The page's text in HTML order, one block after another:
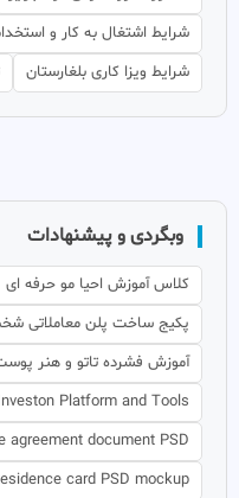
شرایط اشتغال به کار و
شرایط ویزا کاری بلغارستان
وبگردی و پیشنهادات
کلاس آموزش احیا مو حرفه ای
پکیج ساخت پلن معاملاتی
آموزش فشرده تاتو و هنر
Platform and Tools
agreement document PSD
card PSD mockup